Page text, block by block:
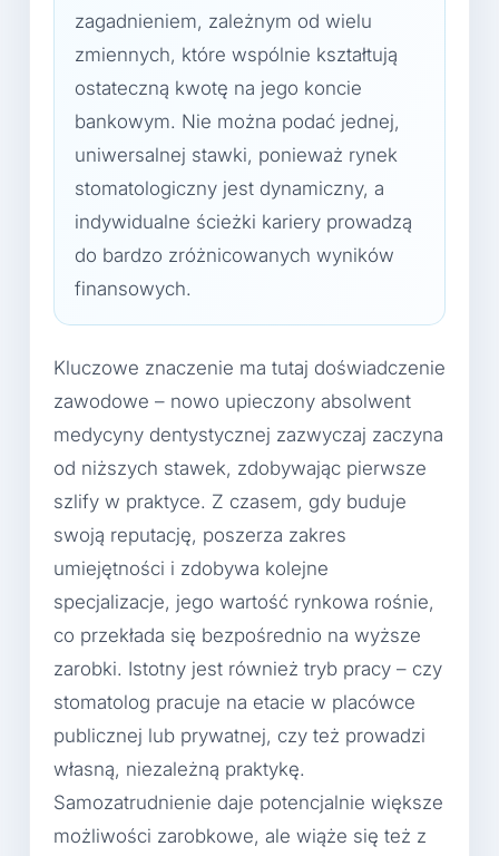
zagadnieniem, zależnym od wielu
zmiennych, które wspólnie kształtują
ostateczną kwotę na jego koncie
bankowym. Nie można podać jednej,
uniwersalnej stawki, ponieważ rynek
stomatologiczny jest dynamiczny, a
indywidualne ścieżki kariery prowadzą
do bardzo zróżnicowanych wyników
finansowych.
Kluczowe znaczenie ma tutaj doświadczenie
zawodowe – nowo upieczony absolwent
medycyny dentystycznej zazwyczaj zaczyna
od niższych stawek, zdobywając pierwsze
szlify w praktyce. Z czasem, gdy buduje
swoją reputację, poszerza zakres
umiejętności i zdobywa kolejne
specjalizacje, jego wartość rynkowa rośnie,
co przekłada się bezpośrednio na wyższe
zarobki. Istotny jest również tryb pracy – czy
stomatolog pracuje na etacie w placówce
publicznej lub prywatnej, czy też prowadzi
własną, niezależną praktykę.
Samozatrudnienie daje potencjalnie większe
możliwości zarobkowe, ale wiąże się też z